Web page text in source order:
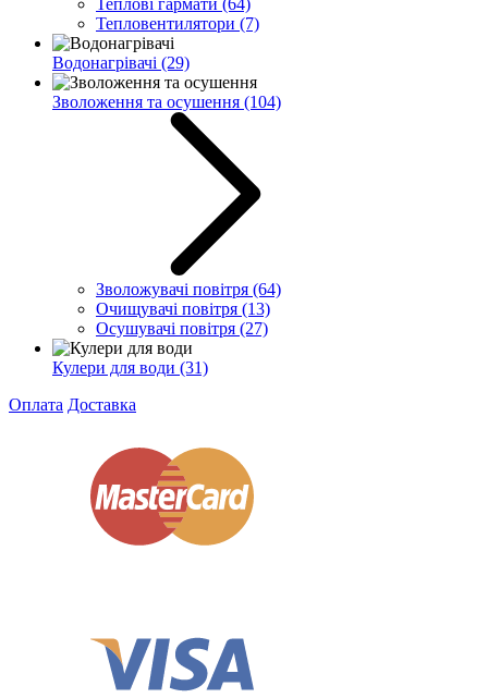
Тепловентилятори (7)
Водонагрівачі (29)
Зволоження та осушення (104)
Зволожувачі повітря (64)
Очищувачі повітря (13)
Осушувачі повітря (27)
Кулери для води (31)
Оплата Доставка